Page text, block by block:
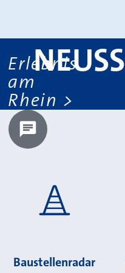
Erlebnis
am
Rhein
NEUSS
Chatbot laden?
Baustellenradar